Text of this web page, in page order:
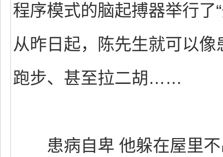
程序模式的脑起搏器举行
从昨日起，陈先生就可以
跑步、甚至拉二胡……
患病自卑 他躲在屋里不